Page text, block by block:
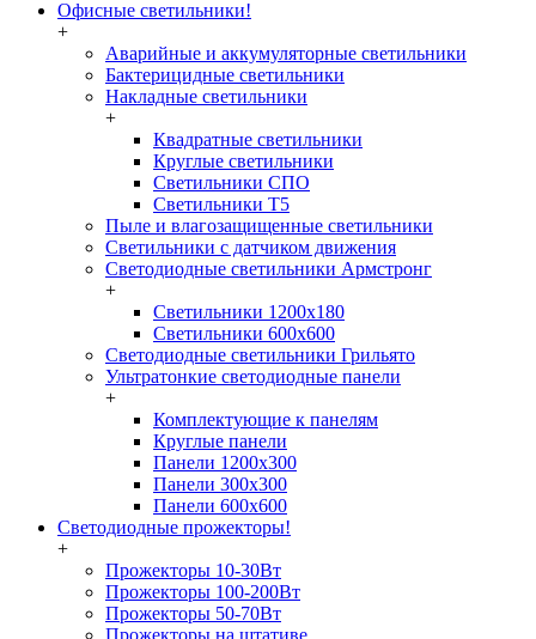
Офисные светильники!
+
Аварийные и аккумуляторные светильники
Бактерицидные светильники
Накладные светильники
+
Квадратные светильники
Круглые светильники
Светильники СПО
Светильники Т5
Пыле и влагозащищенные светильники
Светильники с датчиком движения
Светодиодные светильники Армстронг
+
Светильники 1200х180
Светильники 600х600
Светодиодные светильники Грильято
Ультратонкие светодиодные панели
+
Комплектующие к панелям
Круглые панели
Панели 1200х300
Панели 300х300
Панели 600х600
Светодиодные прожекторы!
+
Прожекторы 10-30Вт
Прожекторы 100-200Вт
Прожекторы 50-70Вт
Прожекторы на штативе